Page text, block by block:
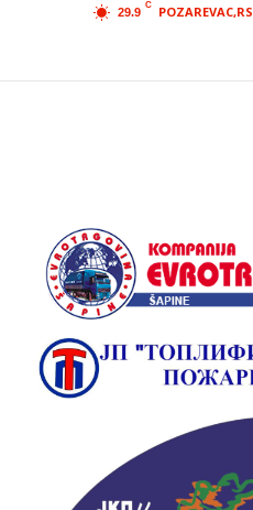
29.9
C POZAREVAC,RS